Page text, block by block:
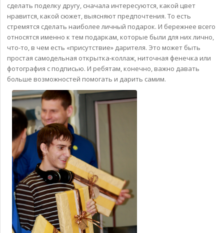
сделать поделку другу, сначала интересуются, какой цвет
нравится, какой сюжет, выясняют предпочтения. То есть
стремятся сделать наиболее личный подарок. И бережнее всего
относятся именно к тем подаркам, которые были для них лично,
что-то, в чем есть «присутствие» дарителя. Это может быть
простая самодельная открытка-коллаж, ниточная фенечка или
фотография с подписью. И ребятам, конечно, важно давать
больше возможностей помогать и дарить самим.